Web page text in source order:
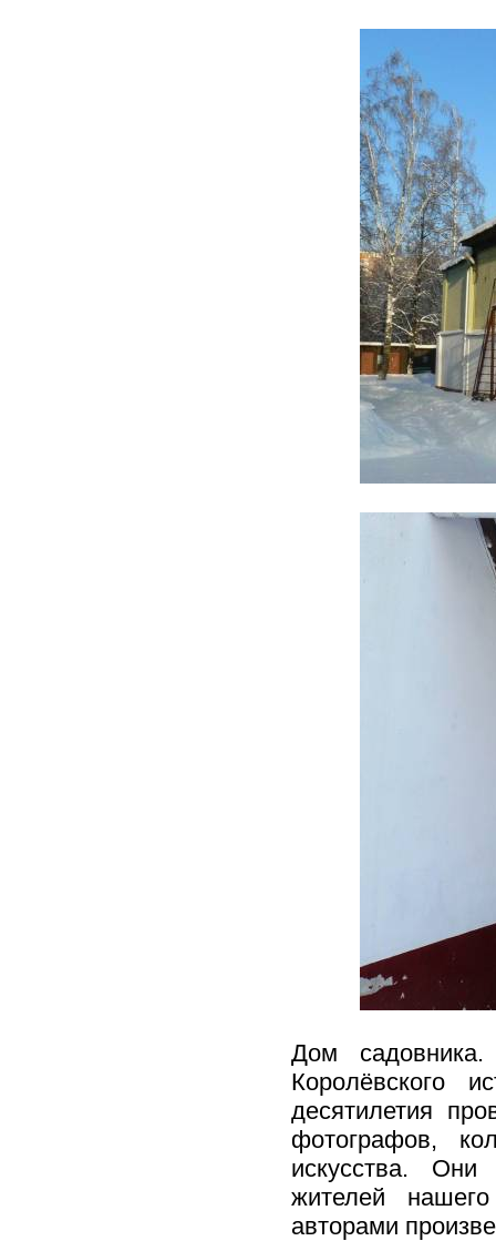
Дом садовника.
Королёвского
десятилетия
фотографов,
искусства.
жителей
авторами